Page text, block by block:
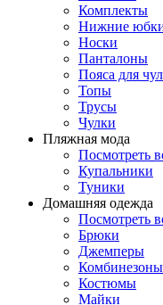
Комплекты
Нижние
Носки
Панталоны
Поясa для
Топы
Трусы
Чулки
Пляжная мода
Посмотреть
Купальники
Туники
Домашняя одежда
Посмотреть
Брюки
Джемперы
Комбинезоны
Костюмы
Майки